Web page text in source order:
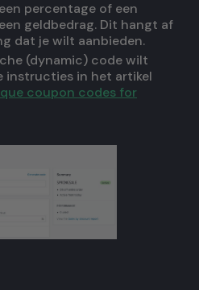
percentage of een
geldbedrag. Dit hangt af
dat je wilt aanbieden.
(dynamic) code wilt
instructies in het artikel
coupon codes for